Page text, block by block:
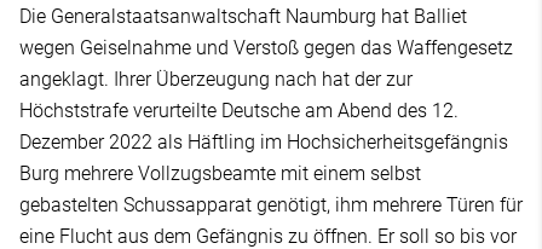
Die Generalstaatsanwaltschaft Naumburg hat Balliet
wegen Geiselnahme und Verstoß gegen das Waffengesetz
angeklagt. Ihrer Überzeugung nach hat der zur
Höchststrafe verurteilte Deutsche am Abend des 12.
Dezember 2022 als Häftling im Hochsicherheitsgefängnis
Burg mehrere Vollzugsbeamte mit einem selbst
gebastelten Schussapparat genötigt, ihm mehrere Türen für
eine Flucht aus dem Gefängnis zu öffnen. Er soll so bis vor